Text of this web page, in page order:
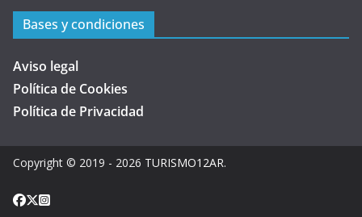
Bases y condiciones
Aviso legal
Política de Cookies
Política de Privacidad
Copyright © 2019 - 2026 TURISMO12AR.